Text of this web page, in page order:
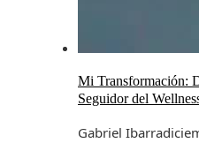
Mi Transformación:
Seguidor del
Gabriel Ibarra